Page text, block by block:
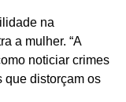
na
a mulher. “A
noticiar crimes
que distorçam os